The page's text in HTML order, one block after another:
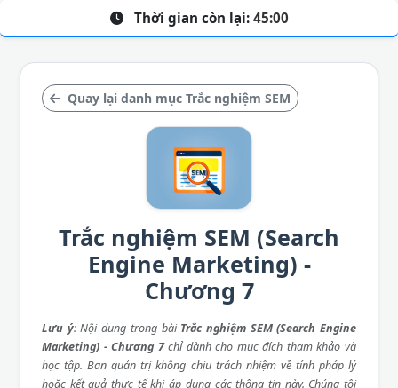
Quay lại danh mục Trắc nghiệm SEM
Trắc nghiệm SEM (Search
Engine Marketing) -
Chương 7
Lưu ý: Nội dung trong bài Trắc nghiệm SEM (Search Engine
Marketing) - Chương 7chỉ dành cho mục đích tham khảo và
học tập. Ban quản trị không chịu trách nhiệm về tính pháp lý
hoặc kết quả thực tế khi áp dụng các thông tin này. Chúng tôi
Thời gian còn lại: 45:00